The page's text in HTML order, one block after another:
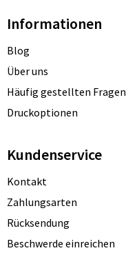
Informationen
Blog
Über uns
Häufig gestellten Fragen
Druckoptionen
Kundenservice
Kontakt
Zahlungsarten
Rücksendung
Beschwerde einreichen